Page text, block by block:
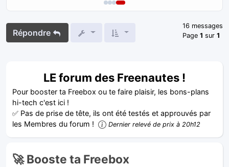
Répondre
16 messages
Page 1 sur 1
LE forum des Freenautes !
Pour booster ta Freebox ou te faire plaisir, les bons-plans
hi-tech c'est ici !
✅ Pas de prise de tête, ils ont été testés et approuvés par
les Membres du forum !
Dernier relevé de prix à 20h12
🚀 Booste ta Freebox